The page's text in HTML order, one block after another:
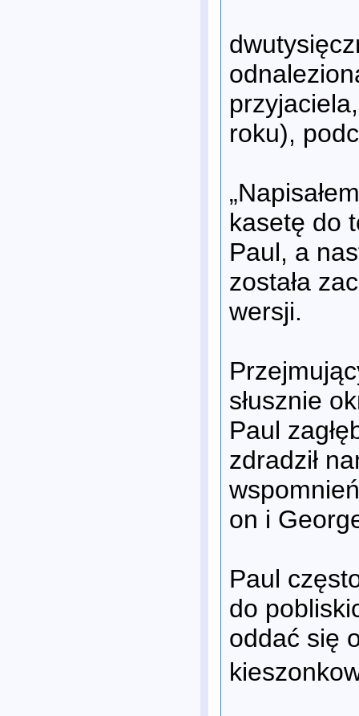
roku),
kasetę do
Paul, a
została
wersji.
słusznie
Paul
zdradził
on i
Paul
do
oddać się